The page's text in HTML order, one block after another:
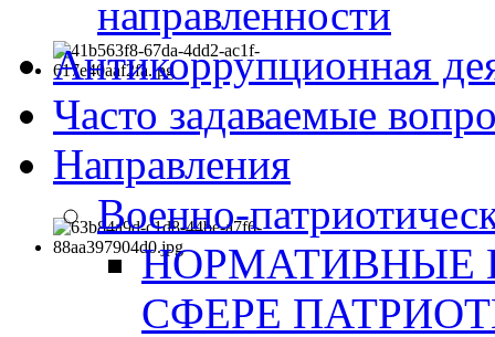
направленности
Антикоррупционная
Часто задаваемые
Направления
Военно-
НОРМАТИВНЫЕ
СФЕРЕ